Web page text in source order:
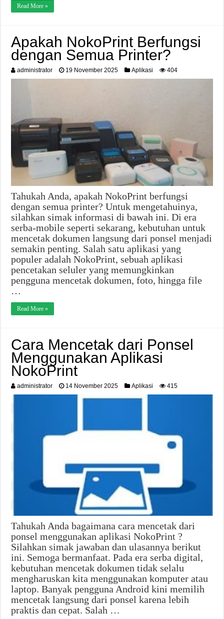
Read More »
Apakah NokoPrint Berfungsi
dengan Semua Printer?
administrator 19 November 2025 Aplikasi 404
Tahukah Anda, apakah NokoPrint berfungsi
dengan semua printer? Untuk mengetahuinya,
silahkan simak informasi di bawah ini. Di era
serba‐mobile seperti sekarang, kebutuhan untuk
mencetak dokumen langsung dari ponsel menjadi
semakin penting. Salah satu aplikasi yang
populer adalah NokoPrint, sebuah aplikasi
pencetakan seluler yang memungkinkan
pengguna mencetak dokumen, foto, hingga file
…
Read More »
Cara Mencetak dari Ponsel
Menggunakan Aplikasi
NokoPrint
administrator 14 November 2025 Aplikasi 415
Tahukah Anda bagaimana cara mencetak dari
ponsel menggunakan aplikasi NokoPrint ?
Silahkan simak jawaban dan ulasannya berikut
ini. Semoga bermanfaat. Pada era serba digital,
kebutuhan mencetak dokumen tidak selalu
mengharuskan kita menggunakan komputer atau
laptop. Banyak pengguna Android kini memilih
mencetak langsung dari ponsel karena lebih
praktis dan cepat. Salah …